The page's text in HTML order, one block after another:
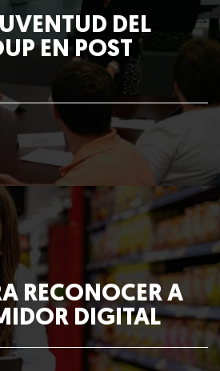
DEL
EN POST
RECONOCER A
DIGITAL